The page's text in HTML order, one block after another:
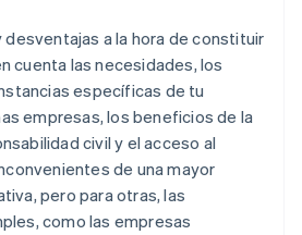
desventajas a la hora de constituir
cuenta las necesidades, los
específicas de tu
empresas, los beneficios de la
civil y el acceso al
de una mayor
pero para otras, las
como las empresas